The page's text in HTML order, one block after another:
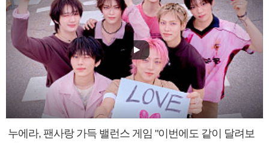
누에라, 팬사랑 가득 밸런스 게임 "이번에도 같이 달려보